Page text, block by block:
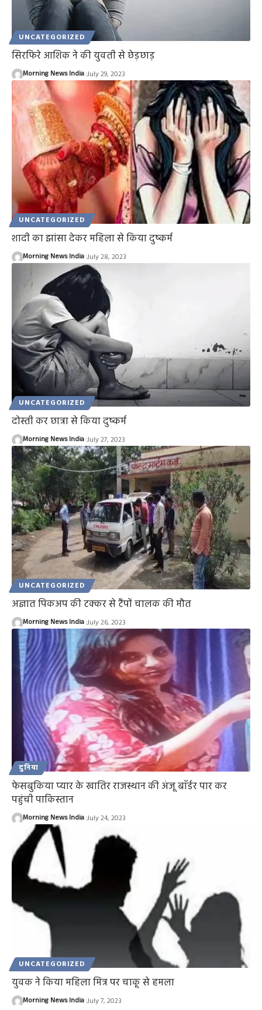
UNCATEGORIZED
सिरफिरे आशिक ने की युवती से छेड़छाड़
Morning News India July 29, 2023
UNCATEGORIZED
शादी का झांसा देकर महिला से किया दुष्कर्म
Morning News India July 28, 2023
UNCATEGORIZED
दोस्ती कर छात्रा से किया दुष्कर्म
Morning News India July 27, 2023
UNCATEGORIZED
अज्ञात पिकअप की टक्कर से टैंपों चालक की मौत
Morning News India July 26, 2023
दुनिया
फेसबुकिया प्यार के खातिर राजस्थान की अंजू बाॅर्डर पार कर
पहुंची पाकिस्तान
Morning News India July 24, 2023
UNCATEGORIZED
युवक ने किया महिला मित्र पर चाकू से हमला
Morning News India July 7, 2023